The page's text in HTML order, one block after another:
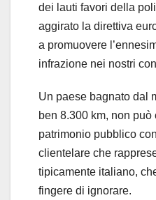
dei lauti favori della
aggirato la direttiva
a promuovere
infrazione nei nostri
Un paese bagnato dal
ben 8.300 km, non può
patrimonio pubblico
clientelare che
tipicamente italiano,
fingere di ignorare.